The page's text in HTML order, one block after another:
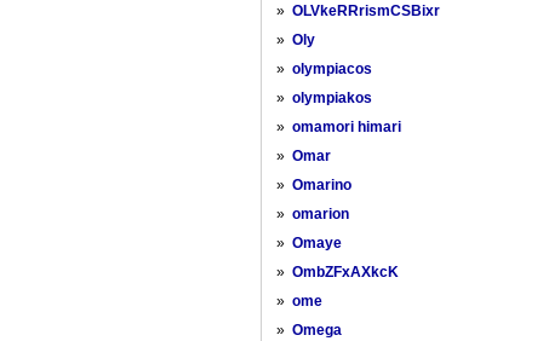
» OLVkeRRrismCSBixr
» Oly
» olympiacos
» olympiakos
» omamori himari
» Omar
» Omarino
» omarion
» Omaye
» OmbZFxAXkcK
» ome
» Omega